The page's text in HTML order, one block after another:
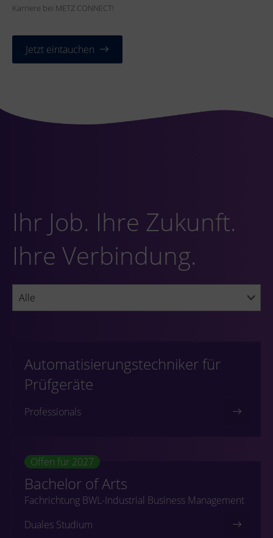
Karriere bei METZ CONNECT!
Jetzt eintauchen
Ihr Job. Ihre Zukunft.
Ihre Verbindung.
Automatisierungstechniker für
Prüfgeräte
Professionals
Offen für 2027
Bachelor of Arts
Fachrichtung BWL-Industrial Business Management
Duales Studium